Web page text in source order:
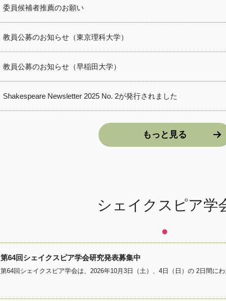
委員候補者推薦のお願い
教員公募のお知らせ（東京理科大学）
教員公募のお知らせ（早稲田大学）
Shakespeare Newsletter 2025 No. 2が発行されました
もっと見る
シェイクスピア学
第64回シェイクスピア学会研究発表募集中